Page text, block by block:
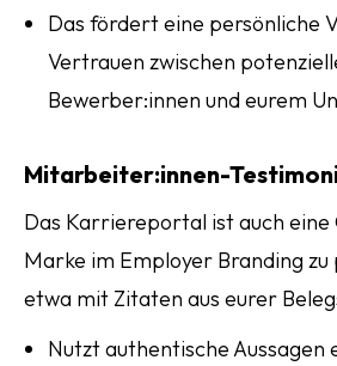
Das fördert eine persönliche
Vertrauen zwischen
Bewerber:innen und eurem
Mitarbeiter:innen-
Das Karriereportal ist auch eine
Marke im Employer Branding
etwa mit Zitaten aus eurer
Nutzt authentische Aussagen